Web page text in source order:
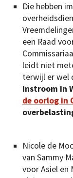
Die hebben
een Raad
leidt niet
terwijl er wel
instroom in
de oorlog in
Nicole de
van Sammy
voor Asiel en